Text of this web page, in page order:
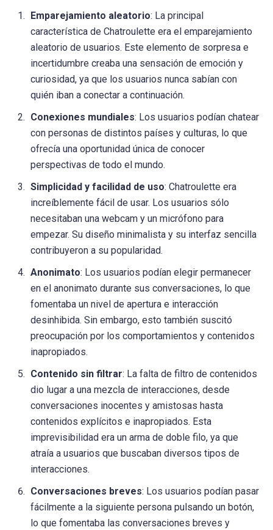
Emparejamiento aleatorio: La principal
característica de Chatroulette era el emparejamiento
aleatorio de usuarios. Este elemento de sorpresa e
incertidumbre creaba una sensación de emoción y
curiosidad, ya que los usuarios nunca sabían con
quién iban a conectar a continuación.
Conexiones mundiales: Los usuarios podían chatear
con personas de distintos países y culturas, lo que
ofrecía una oportunidad única de conocer
perspectivas de todo el mundo.
Simplicidad y facilidad de uso: Chatroulette era
increíblemente fácil de usar. Los usuarios sólo
necesitaban una webcam y un micrófono para
empezar. Su diseño minimalista y su interfaz sencilla
contribuyeron a su popularidad.
Anonimato: Los usuarios podían elegir permanecer
en el anonimato durante sus conversaciones, lo que
fomentaba un nivel de apertura e interacción
desinhibida. Sin embargo, esto también suscitó
preocupación por los comportamientos y contenidos
inapropiados.
Contenido sin filtrar: La falta de filtro de contenidos
dio lugar a una mezcla de interacciones, desde
conversaciones inocentes y amistosas hasta
contenidos explícitos e inapropiados. Esta
imprevisibilidad era un arma de doble filo, ya que
atraía a usuarios que buscaban diversos tipos de
interacciones.
Conversaciones breves: Los usuarios podían pasar
fácilmente a la siguiente persona pulsando un botón,
lo que fomentaba las conversaciones breves y